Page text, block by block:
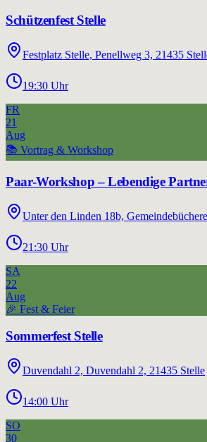
Schützenfest Stelle
Festplatz Stelle, Penellweg 3, 21435
19:30 Uhr
FR
21
Aug
📚 Vortrag & Workshop
Paar-Workshop – Lebendige
Unter den Linden 18b,
21:30 Uhr
SA
22
Aug
🎉 Fest & Feier
Sommerfest Stelle
Duvendahl 2, Duvendahl 2, 21435 Stelle
14:00 Uhr
SO
30